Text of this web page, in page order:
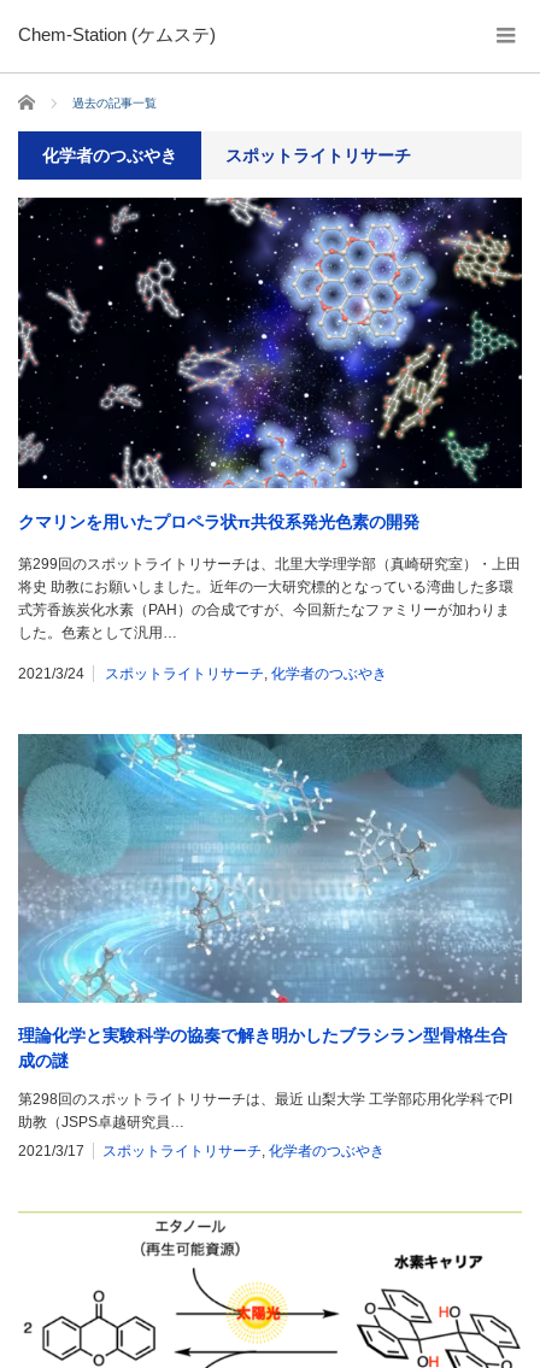
Chem-Station (ケムステ)
ホーム 過去の記事一覧
化学者のつぶやき スポットライトリサーチ
クマリンを用いたプロペラ状π共役系発光色素の開発
第299回のスポットライトリサーチは、北里大学理学部（真崎研究室）・上田
将史 助教にお願いしました。近年の一大研究標的となっている湾曲した多環
式芳香族炭化水素（PAH）の合成ですが、今回新たなファミリーが加わりま
した。色素として汎用…
2021/3/24 スポットライトリサーチ 化学者のつぶやき
理論化学と実験科学の協奏で解き明かしたブラシラン型骨格生合
成の謎
第298回のスポットライトリサーチは、最近 山梨大学 工学部応用化学科でPI
助教（JSPS卓越研究員…
2021/3/17
スポットライトリサーチ 化学者のつぶやき